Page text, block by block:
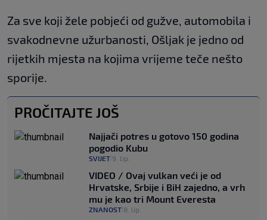
Za sve koji žele pobjeći od gužve, automobila i
svakodnevne užurbanosti, Ošljak je jedno od
rijetkih mjesta na kojima vrijeme teče nešto
sporije.
PROČITAJTE JOŠ
Najjači potres u gotovo 150 godina
pogodio Kubu
SVIJET 9. lip.
VIDEO / Ovaj vulkan veći je od
Hrvatske, Srbije i BiH zajedno, a vrh
mu je kao tri Mount Everesta
ZNANOST 8. lip.